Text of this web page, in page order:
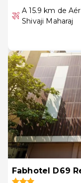
A 15.9 km de
Shivaji Maharaj
Fabhotel D69